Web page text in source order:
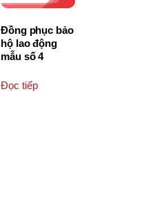
Đồng phục bảo
hộ lao động
mẫu số 4
Đọc tiếp